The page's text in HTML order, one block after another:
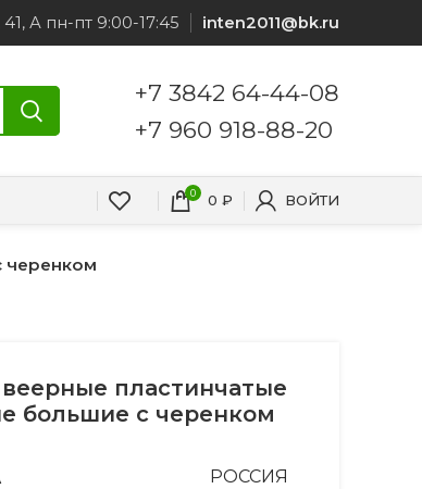
А пн-пт 9:00-17:45 inten2011@bk.ru
+7 3842 64-44-08
+7 960 918-88-20
0 0 ₽ ВОЙТИ
черенком
веерные пластинчатые
большие с черенком
РОССИЯ